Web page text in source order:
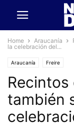
Home Araucanía
la celebración del...
Araucanía Freire
Recintos
también